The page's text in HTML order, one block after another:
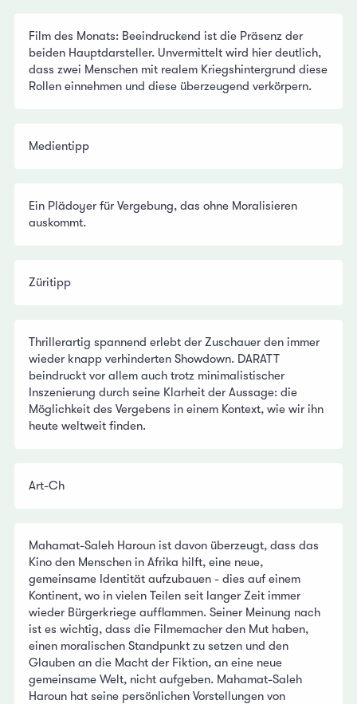
Film des Monats: Beeindruckend ist die Präsenz der
beiden Hauptdarsteller. Unvermittelt wird hier deutlich,
dass zwei Menschen mit realem Kriegshintergrund diese
Rollen einnehmen und diese überzeugend verkörpern.
Medientipp
Ein Plädoyer für Vergebung, das ohne Moralisieren
auskommt.
Züritipp
Thrillerartig spannend erlebt der Zuschauer den immer
wieder knapp verhinderten Showdown. DARATT
beindruckt vor allem auch trotz minimalistischer
Inszenierung durch seine Klarheit der Aussage: die
Möglichkeit des Vergebens in einem Kontext, wie wir ihn
heute weltweit finden.
Art-Ch
Mahamat-Saleh Haroun ist davon überzeugt, dass das
Kino den Menschen in Afrika hilft, eine neue,
gemeinsame Identität aufzubauen - dies auf einem
Kontinent, wo in vielen Teilen seit langer Zeit immer
wieder Bürgerkriege aufflammen. Seiner Meinung nach
ist es wichtig, dass die Filmemacher den Mut haben,
einen moralischen Standpunkt zu setzen und den
Glauben an die Macht der Fiktion, an eine neue
gemeinsame Welt, nicht aufgeben. Mahamat-Saleh
Haroun hat seine persönlichen Vorstellungen von